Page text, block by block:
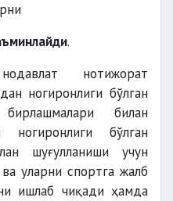
.
нотижорат
ногиронлиги бўлган
билан
бўлган
шуғулланиши учун
уларни спортга жалб
ишлаб чиқади ҳамда